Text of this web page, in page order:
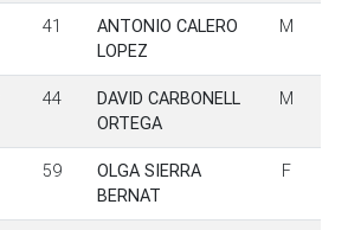
41
ANTONIO CALERO
LOPEZ
M
44
DAVID CARBONELL
ORTEGA
M
59
OLGA SIERRA
BERNAT
F